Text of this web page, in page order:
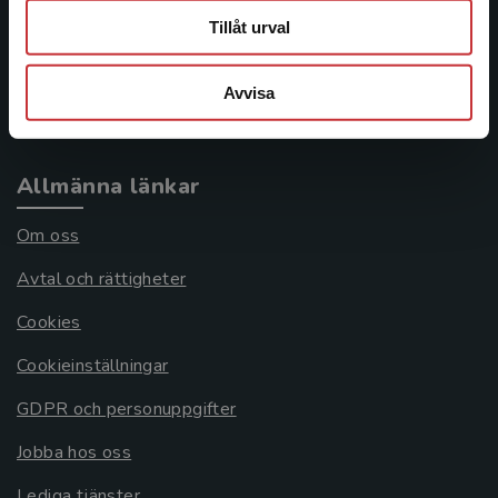
Tillåt urval
Avvisa
Systemkrav
Allmänna länkar
Om oss
Avtal och rättigheter
Cookies
Cookieinställningar
GDPR och personuppgifter
Jobba hos oss